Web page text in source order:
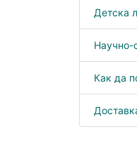
Детска
Научно-
Как да